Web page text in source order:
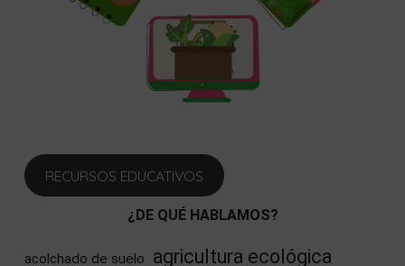
RECURSOS EDUCATIVOS
¿DE QUÉ HABLAMOS?
acolchado de suelo agricultura ecológica